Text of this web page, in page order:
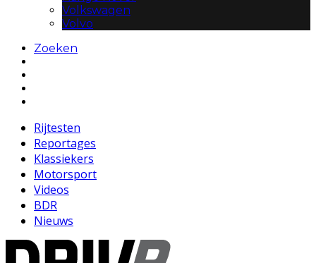
Volkswagen
Volvo
Zoeken
Rijtesten
Reportages
Klassiekers
Motorsport
Videos
BDR
Nieuws